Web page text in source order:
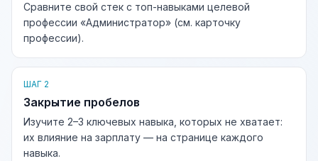
Сравните свой стек с топ-навыками целевой
профессии «Администратор» (см. карточку
профессии).
ШАГ 2
Закрытие пробелов
Изучите 2–3 ключевых навыка, которых не хватает:
их влияние на зарплату — на странице каждого
навыка.